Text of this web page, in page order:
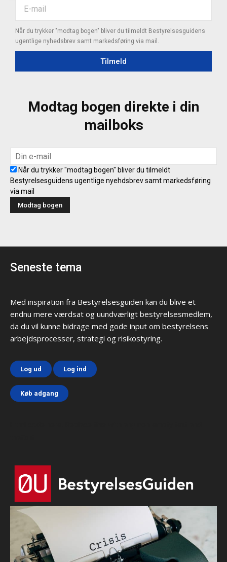
Når du trykker "modtag bogen" bliver du tilmeldt Bestyrelsesguidens
ugentlige nyhedsbrev samt markedsføring via mail.
Tilmeld
Modtag bogen direkte i din
mailboks
Når du trykker "modtag bogen" bliver du tilmeldt
Bestyrelsesguidens ugentlige nyehdsbrev samt markedsføring
via mail
Seneste tema
Med inspiration fra Bestyrelsesguiden kan du blive et
endnu mere værdsat og uundværligt bestyrelsesmedlem,
da du vil kunne bidrage med gode input om bestyrelsens
arbejdsprocesser, strategi og risikostyring.
Log ud Log ind
Køb adgang